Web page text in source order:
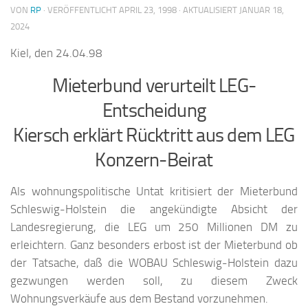
VON RP · VERÖFFENTLICHT APRIL 23, 1998 · AKTUALISIERT JANUAR 18,
2024
Kiel, den 24.04.98
Mieterbund verurteilt LEG-
Entscheidung
Kiersch erklärt Rücktritt aus dem LEG
Konzern-Beirat
Als wohnungspolitische Untat kritisiert der Mieterbund
Schleswig-Holstein die angekündigte Absicht der
Landesregierung, die LEG um 250 Millionen DM zu
erleichtern. Ganz besonders erbost ist der Mieterbund ob
der Tatsache, daß die WOBAU Schleswig-Holstein dazu
gezwungen werden soll, zu diesem Zweck
Wohnungsverkäufe aus dem Bestand vorzunehmen.